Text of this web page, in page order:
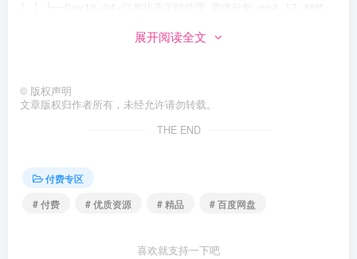
| | ├──Day10-06-订单状态定时处理_功能测试.mp4 53.29M
| | ├──Day10-10-来单提醒_需求分析和设计.mp4 15.89M
| | ├──Day10-11-来单提醒_代码开发.mp4 73.41M
| | ├──Day10-13-客户催单_需求分析和设计.mp4 15.55M
| ├──day11
| | ├──Day11-02-Apache ECharts_入门案例.mp4 48.06M
| | ├──Day11-05-营业额统计_代码开发_2.mp4 53.40M
展开阅读全文
© 版权声明
文章版权归作者所有，未经允许请勿转载。
THE END
付费专区
# 付费
# 优质资源 # 精品 # 百度网盘
喜欢就支持一下吧